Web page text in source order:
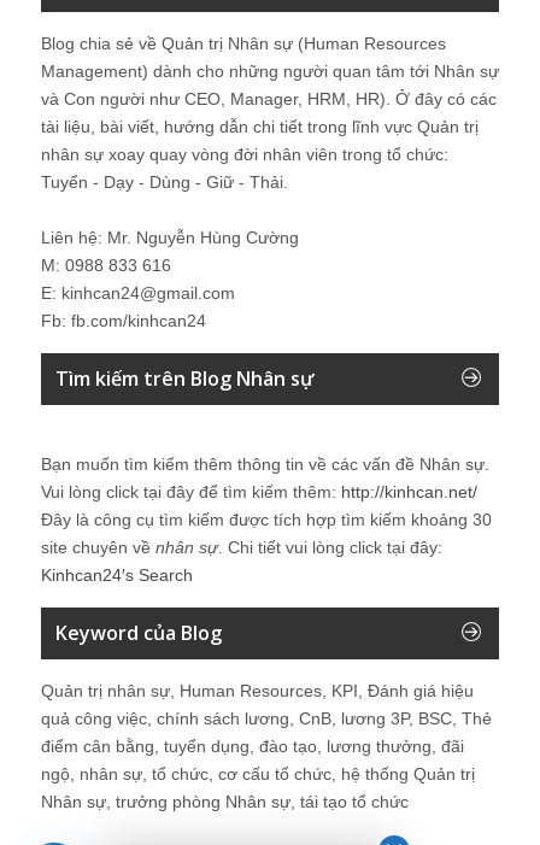
Blog chia sẻ về Quản trị Nhân sự (Human Resources
Management) dành cho những người quan tâm tới Nhân sự
và Con người như CEO, Manager, HRM, HR). Ở đây có các
tài liệu, bài viết, hướng dẫn chi tiết trong lĩnh vực Quản trị
nhân sự xoay quay vòng đời nhân viên trong tổ chức:
Tuyển - Dạy - Dùng - Giữ - Thải.
Liên hệ: Mr. Nguyễn Hùng Cường
M: 0988 833 616
E: kinhcan24@gmail.com
Fb: fb.com/kinhcan24
Tìm kiếm trên Blog Nhân sự
Bạn muốn tìm kiếm thêm thông tin về các vấn đề Nhân sự
Vui lòng click tại đây để tìm kiếm thêm: http://kinhcan.net/
Đây là công cụ tìm kiếm được tích hợp tìm kiếm khoảng 30
site chuyên về nhân sự. Chi tiết vui lòng click tại đây:
Kinhcan24′s Search
Keyword của Blog
Quản trị nhân sự, Human Resources, KPI, Đánh giá hiệu
quả công việc, chính sách lương, CnB, lương 3P, BSC, Thẻ
điểm cân bằng, tuyển dụng, đào tạo, lương thưởng, đãi
ngộ, nhân sự, tổ chức, cơ cấu tổ chức, hệ thống Quản trị
Nhân sự, trưởng phòng Nhân sự, tái tạo tổ chức